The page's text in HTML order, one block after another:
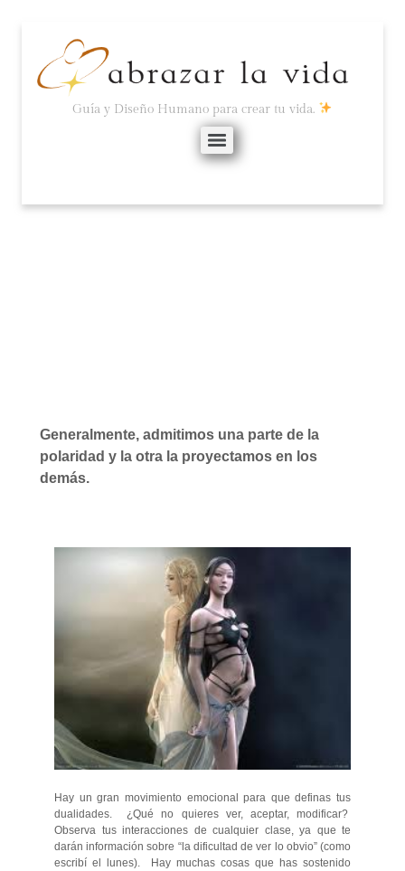
Guía y Diseño Humano para crear tu vida.
Generalmente, admitimos una parte de la
polaridad y la otra la proyectamos en los
demás.
Hay un gran movimiento emocional para que definas tus
dualidades. ¿Qué no quieres ver, aceptar, modificar?
Observa tus interacciones de cualquier clase, ya que te
darán información sobre “la dificultad de ver lo obvio” (como
escribí el lunes). Hay muchas cosas que has sostenido